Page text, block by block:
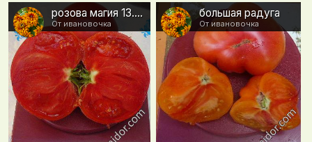
розова магия 13.09
От ивановочка
большая радуга
От ивановочка